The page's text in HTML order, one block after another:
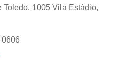
Toledo, 1005 Vila Estádio,